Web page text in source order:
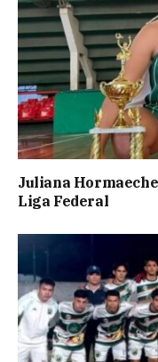
Juliana
Liga Federal